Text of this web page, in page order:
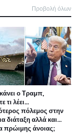
Προβολή όλων
κάνει ο Τραμπ,
τι λέει...
πόλεμος στην
διάταξη αλλά και...
πρώιμης άνοιας;